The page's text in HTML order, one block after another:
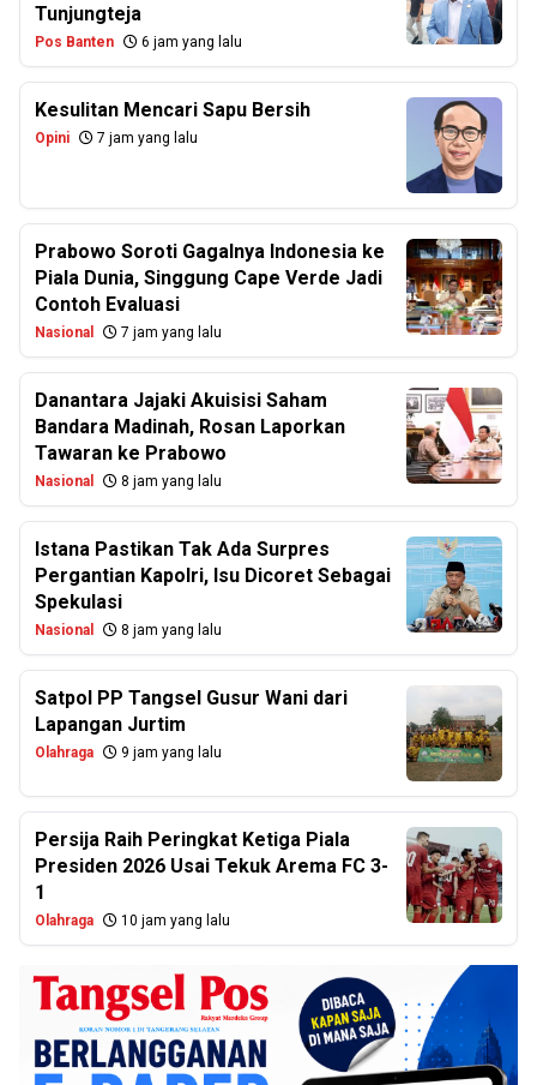
Tunjungteja
Pos Banten 6 jam yang lalu
Kesulitan Mencari Sapu Bersih
Opini 7 jam yang lalu
Prabowo Soroti Gagalnya Indonesia ke
Piala Dunia, Singgung Cape Verde Jadi
Contoh Evaluasi
Nasional 7 jam yang lalu
Danantara Jajaki Akuisisi Saham
Bandara Madinah, Rosan Laporkan
Tawaran ke Prabowo
Nasional 8 jam yang lalu
Istana Pastikan Tak Ada Surpres
Pergantian Kapolri, Isu Dicoret Sebagai
Spekulasi
Nasional 8 jam yang lalu
Satpol PP Tangsel Gusur Wani dari
Lapangan Jurtim
Olahraga 9 jam yang lalu
Persija Raih Peringkat Ketiga Piala
Presiden 2026 Usai Tekuk Arema FC 3-
1
Olahraga 10 jam yang lalu